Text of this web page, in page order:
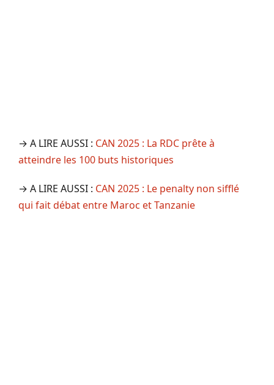
→ A LIRE AUSSI : CAN 2025 : La RDC prête à
atteindre les 100 buts historiques
→ A LIRE AUSSI : CAN 2025 : Le penalty non sifflé
qui fait débat entre Maroc et Tanzanie